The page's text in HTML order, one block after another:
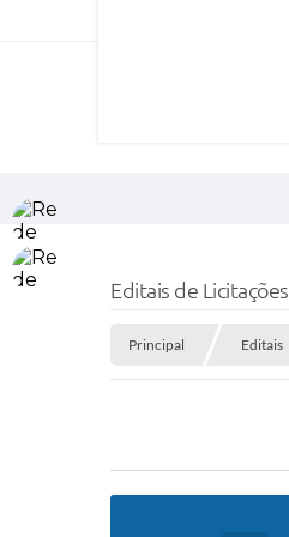
Editais de Licitações
Principal Editais